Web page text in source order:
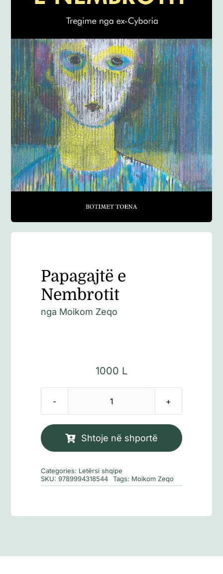
Anglisht
Ditarë
Evente
Blog
Papagajtë e
Nembrotit
nga Moikom Zeqo
1000 L
Sasi
e
Nembrotit
Shtoje në shportë
Categories: Letërsi shqipe
SKU:9789994318544 Tags: Moikom Zeqo